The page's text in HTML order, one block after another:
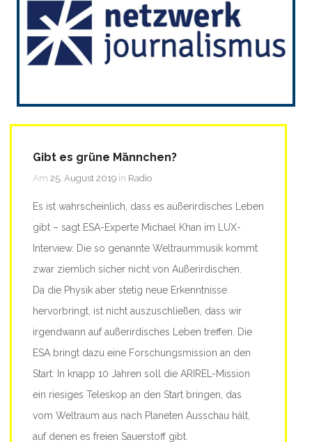
Gibt es grüne Männchen?
Am 25. August 2019 in Radio
Es ist wahrscheinlich, dass es außerirdisches Leben
gibt – sagt ESA-Experte Michael Khan im LUX-
Interview. Die so genannte Weltraummusik kommt
zwar ziemlich sicher nicht von Außerirdischen.
Da die Physik aber stetig neue Erkenntnisse
hervorbringt, ist nicht auszuschließen, dass wir
irgendwann auf außerirdisches Leben treffen. Die
ESA bringt dazu eine Forschungsmission an den
Start: In knapp 10 Jahren soll die ARIREL-Mission
ein riesiges Teleskop an den Start bringen, das
vom Weltraum aus nach Planeten Ausschau hält,
auf denen es freien Sauerstoff gibt.